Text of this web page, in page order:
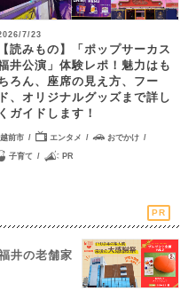
7/23
【読みもの】「ポップサーカス
井公演」体験レポ！魅力はも
ろん、座席の見え方、フー
ド、オリジナルグッズまで詳し
くガイドします！
越前市 エンタメ おでかけ
子育て PR
PR
井の老舗家